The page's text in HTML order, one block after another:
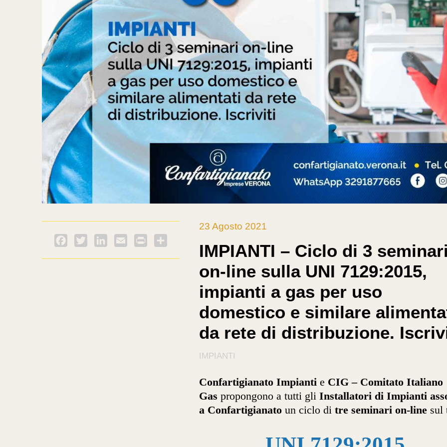
Facebook
Twitter LinkedInEmail PrintFriendly
23 Agosto 2021
IMPIANTI – Ciclo di 3 seminari
on-line sulla UNI 7129:2015,
impianti a gas per uso
domestico e similare
da rete di distribuzione.
IMPIANTI
Confartigianato Impianti e CIG – Comitato Italiano
Gas propongono a tutti gli Installatori di Impianti
a Confartigianato un ciclo di tre seminari on-line sul